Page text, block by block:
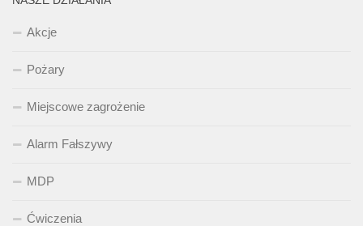
Akcje
Pożary
Miejscowe zagrożenie
Alarm Fałszywy
MDP
Ćwiczenia